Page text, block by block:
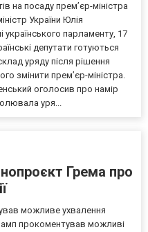
на посаду прем’єр-міністра
України Юлія
українського парламенту, 17
депутати готуються
уряду після рішення
змінити прем’єр-міністра.
оголосив про намір
уря...
Грема про
можливе ухвалення
прокоментував можливі